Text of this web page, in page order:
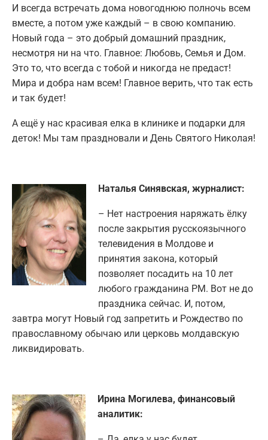
И всегда встречать дома новогоднюю полночь всем
вместе, а потом уже каждый – в свою компанию.
Новый года – это добрый домашний праздник,
несмотря ни на что. Главное: Любовь, Семья и Дом.
Это то, что всегда с тобой и никогда не предаст!
Мира и добра нам всем! Главное верить, что так есть
и так будет!
А ещё у нас красивая елка в клинике и подарки для
деток! Мы там праздновали и День Святого Николая!
Наталья Синявская, журналист:
– Нет настроения наряжать ёлку
после закрытия русскоязычного
телевидения в Молдове и
принятия закона, который
позволяет посадить на 10 лет
любого гражданина РМ. Вот не до
праздника сейчас. И, потом,
завтра могут Новый год запретить и Рождество по
православному обычаю или церковь молдавскую
ликвидировать.
Ирина Могилева, финансовый
аналитик: